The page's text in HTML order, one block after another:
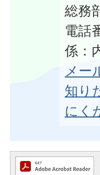
総務
電話
係：
メー
知り
にく